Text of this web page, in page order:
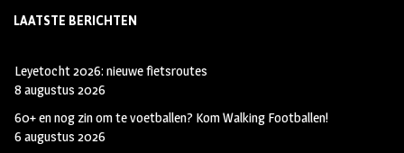
LAATSTE BERICHTEN
Leyetocht 2026: nieuwe fietsroutes
8 augustus 2026
60+ en nog zin om te voetballen? Kom Walking Footballen!
6 augustus 2026